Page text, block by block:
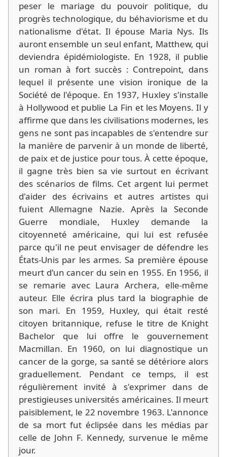
peser le mariage du pouvoir politique, du
progrès technologique, du béhaviorisme et du
nationalisme d'état. Il épouse Maria Nys. Ils
auront ensemble un seul enfant, Matthew, qui
deviendra épidémiologiste. En 1928, il publie
un roman à fort succès : Contrepoint, dans
lequel il présente une vision ironique de la
Société de l'époque. En 1937, Huxley s'installe
à Hollywood et publie La Fin et les Moyens. Il y
affirme que dans les civilisations modernes, les
gens ne sont pas incapables de s'entendre sur
la manière de parvenir à un monde de liberté,
de paix et de justice pour tous. À cette époque,
il gagne très bien sa vie surtout en écrivant
des scénarios de films. Cet argent lui permet
d'aider des écrivains et autres artistes qui
fuient Allemagne Nazie. Après la Seconde
Guerre mondiale, Huxley demande la
citoyenneté américaine, qui lui est refusée
parce qu'il ne peut envisager de défendre les
États-Unis par les armes. Sa première épouse
meurt d'un cancer du sein en 1955. En 1956, il
se remarie avec Laura Archera, elle-même
auteur. Elle écrira plus tard la biographie de
son mari. En 1959, Huxley, qui était resté
citoyen britannique, refuse le titre de Knight
Bachelor que lui offre le gouvernement
Macmillan. En 1960, on lui diagnostique un
cancer de la gorge, sa santé se détériore alors
graduellement. Pendant ce temps, il est
régulièrement invité à s'exprimer dans de
prestigieuses universités américaines. Il meurt
paisiblement, le 22 novembre 1963. L'annonce
de sa mort fut éclipsée dans les médias par
celle de John F. Kennedy, survenue le même
jour.